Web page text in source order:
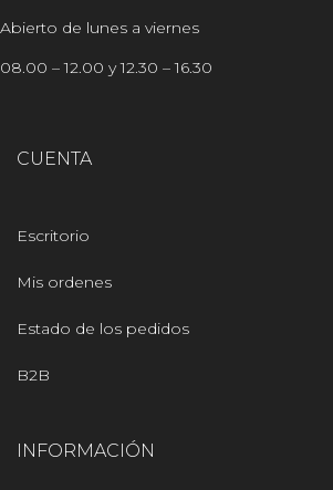
Abierto de lunes a viernes
08.00 – 12.00 y 12.30 – 16.30
CUENTA
Escritorio
Mis ordenes
Estado de los pedidos
B2B
INFORMACIÓN